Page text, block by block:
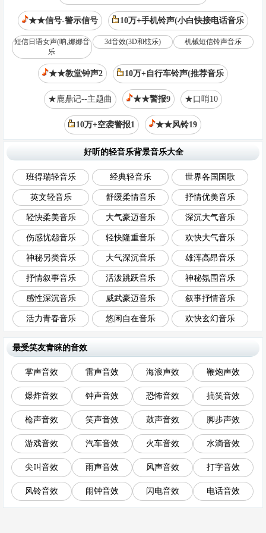
★★信号-警示信号 10万+手机铃声(小白快接电话音乐
短信日语女声(呐,娜娜音
乐
3d音效(3D和铉乐) 机械短信铃声音乐
★★教堂钟声2 10万+自行车铃声(推荐音乐
★鹿鼎记--主题曲 ★★警报9 ★口哨10
10万+空袭警报1 ★★风铃19
好听的轻音乐背景音乐大全
班得瑞轻音乐 经典轻音乐 世界各国国歌
英文轻音乐 舒缓柔情音乐 抒情优美音乐
轻快柔美音乐 大气豪迈音乐 深沉大气音乐
伤感忧怨音乐 轻快隆重音乐 欢快大气音乐
神秘另类音乐 大气深沉音乐 雄浑高昂音乐
抒情叙事音乐 活泼跳跃音乐 神秘氛围音乐
感性深沉音乐 威武豪迈音乐 叙事抒情音乐
活力青春音乐 悠闲自在音乐 欢快玄幻音乐
最受笑友青睐的音效
掌声音效 雷声音效 海浪声效 鞭炮声效
爆炸音效 钟声音效 恐怖音效 搞笑音效
枪声音效 笑声音效 鼓声音效 脚步声效
游戏音效 汽车音效 火车音效 水滴音效
尖叫音效 雨声音效 风声音效 打字音效
风铃音效 闹钟音效 闪电音效 电话音效